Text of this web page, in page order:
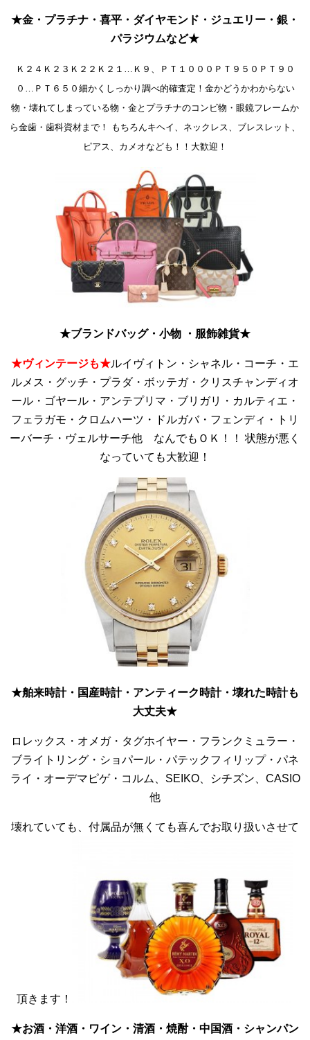
★金・プラチナ・喜平・ダイヤモンド・ジュエリー・銀・
パラジウムなど★
Ｋ２４Ｋ２３Ｋ２２Ｋ２１…Ｋ９、ＰＴ１０００ＰＴ９５０ＰＴ９０
０…ＰＴ６５０細かくしっかり調べ的確査定！金かどうかわからない
物・壊れてしまっている物・金とプラチナのコンビ物・眼鏡フレームか
ら金歯・歯科資材まで！ もちろんキヘイ、ネックレス、ブレスレット、
ピアス、カメオなども！！大歓迎！
★ブランドバッグ・小物 ・服飾雑貨★
★ヴィンテージも★ルイヴィトン・シャネル・コーチ・エ
ルメス・グッチ・プラダ・ボッテガ・クリスチャンディオ
ール・ゴヤール・アンテプリマ・ブリガリ・カルティエ・
フェラガモ・クロムハーツ・ドルガバ・フェンディ・トリ
ーバーチ・ヴェルサーチ他 なんでもＯＫ！！ 状態が悪く
なっていても大歓迎！
★舶来時計・国産時計・アンティーク時計・壊れた時計も
大丈夫★
ロレックス・オメガ・タグホイヤー・フランクミュラー・
ブライトリング・ショパール・パテックフィリップ・パネ
ライ・オーデマピゲ・コルム、SEIKO、シチズン、CASIO
他
壊れていても、付属品が無くても喜んでお取り扱いさせて
頂きます！
★お酒・洋酒・ワイン・清酒・焼酎・中国酒・シャンパン